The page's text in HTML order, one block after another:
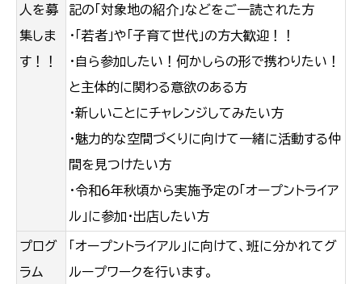
人を募
集しま
す！！
記の「対象地の紹介」などをご一読された方
・「若者」や「子育て世代」の方大歓迎！！
・自ら参加したい！何かしらの形で携わりたい！
と主体的に関わる意欲のある方
・新しいことにチャレンジしてみたい方
・魅力的な空間づくりに向けて一緒に活動する仲
間を見つけたい方
・令和６年秋頃から実施予定の「オープントライア
ル」に参加・出店したい方
プログ
ラム
「オープントライアル」に向けて、班に分かれてグ
ループワークを行います。